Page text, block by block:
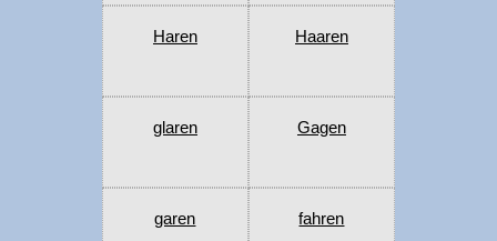
Haren Haaren
glaren Gagen
garen fahren